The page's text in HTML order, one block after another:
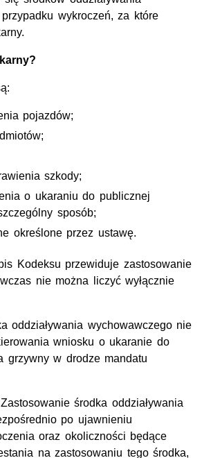
wykroczeń, za które
pojazdów;
szkody;
o ukaraniu do publicznej
sposób;
określone przez ustawę.
Kodeksu przewiduje zastosowanie
nie można liczyć wyłącznie
oddziaływania wychowawczego nie
wniosku o ukaranie do
grzywny w drodze mandatu
Zastosowanie środka oddziaływania
po ujawnieniu
oraz okoliczności będące
na zastosowaniu tego środka,